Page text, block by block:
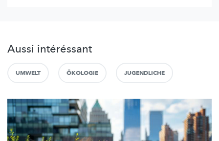
Aussi intéréssant
UMWELT ÖKOLOGIE JUGENDLICHE